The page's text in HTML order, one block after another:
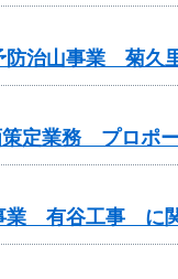
防治山事業 菊久
定業務 プロポー
業 有谷工事 に